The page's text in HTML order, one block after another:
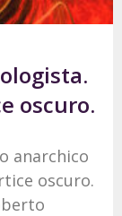
oscuro.
anarchico
oscuro.